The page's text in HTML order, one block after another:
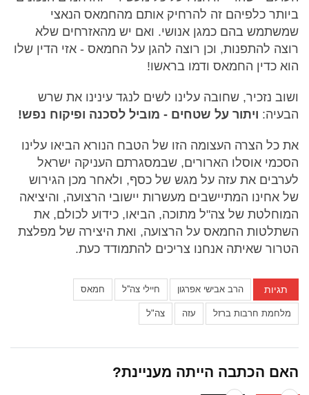
ביותר כלפיהם זה להרחיק אותם מהחמאס הנאצי
שמשתמש בהם כמגן אנושי. ואם יש מהאזרחים שלא
רוצה להתפנות, וכן רוצה להגן על החמאס - אזי הדין שלו
הוא כדין החמאס ודמו בראשו!
ושוב נזכיר, שחובה עלינו לשים לנגד עינינו את שרש
הבעיה: ויתור על שטחים - מוביל לסכנה ופיקוח נפש!
את כל הצרה העצומה הזו של הטבח הנורא הביאו עלינו
הסכמי אוסלו הארורים, שבמסגרתם העניקה ישראל
לערבים את עזה על מגש של כסף, ולאחר מכן הגירוש
של אחינו המתיישבים מעשרות יישובי הרצועה, והיציאה
המוחלטת של צה"ל מתוכה, הביאו, כידוע לכולם, את
השתלטות החמאס על הרצועה, ואת היצירה של מפלצת
הטרור שאיתה אנחנו צריכים להתמודד כעת.
תגיות הרב אבישי אפרגון חיילי צה''ל חמאס
מלחמת חרבות ברזל עזה צה"ל
האם הכתבה הייתה מעניינת?